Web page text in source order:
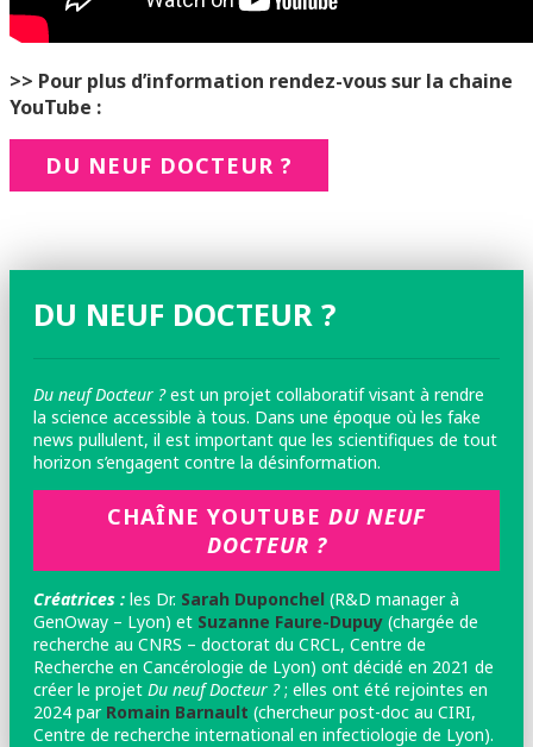
>> Pour plus d’information rendez-vous sur la chaine
YouTube :
DU NEUF DOCTEUR ?
DU NEUF DOCTEUR ?
Du neuf Docteur ?est un projet collaboratif visant à rendre
la science accessible à tous. Dans une époque où les fake
news pullulent, il est important que les scientifiques de tout
horizon s’engagent contre la désinformation.
CHAÎNE YOUTUBE DU NEUF
DOCTEUR ?
Créatrices : les Dr. Sarah Duponchel (R&D manager à
GenOway – Lyon) et Suzanne Faure-Dupuy (chargée de
recherche au CNRS – doctorat du CRCL, Centre de
Recherche en Cancérologie de Lyon) ont décidé en 2021 de
créer le projet Du neuf Docteur ?; elles ont été rejointes en
2024 parRomain Barnault (chercheur post-doc au CIRI,
Centre de recherche international en infectiologie de Lyon).